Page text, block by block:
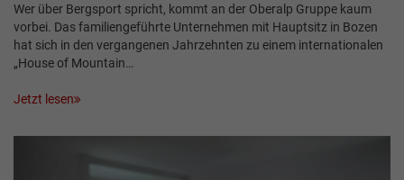
Wer über Bergsport spricht, kommt an der Oberalp Gruppe kaum
vorbei. Das familiengeführte Unternehmen mit Hauptsitz in Bozen
hat sich in den vergangenen Jahrzehnten zu einem internationalen
„House of Mountain…
Jetzt lesen